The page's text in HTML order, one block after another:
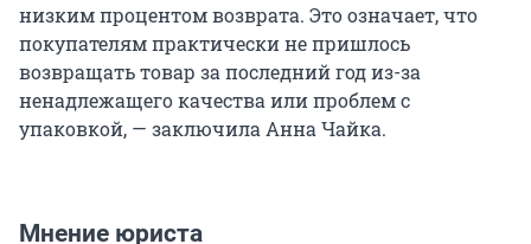
низким процентом возврата. Это означает, что
покупателям практически не пришлось
возвращать товар за последний год из-за
ненадлежащего качества или проблем с
упаковкой, — заключила Анна Чайка.
Мнение юриста